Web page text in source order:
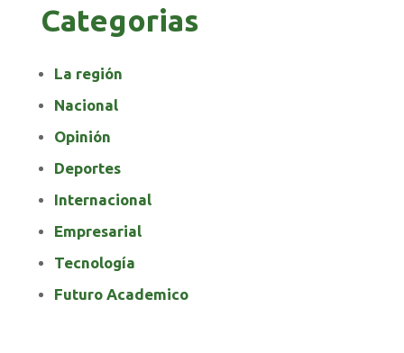
Categorias
La región
Nacional
Opinión
Deportes
Internacional
Empresarial
Tecnología
Futuro Academico